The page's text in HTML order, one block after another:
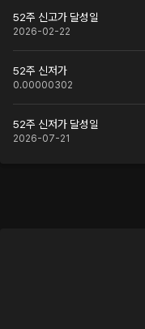
52주 신고가 달성일
2026-02-22
52주 신저가
0.00000302
52주 신저가 달성일
2026-07-21